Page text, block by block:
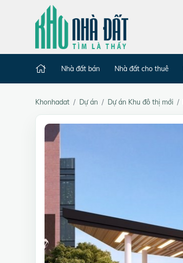
Nhà đất bán Nhà đất cho thuê
Khonhadat Dự án Dự án Khu đô thị mới